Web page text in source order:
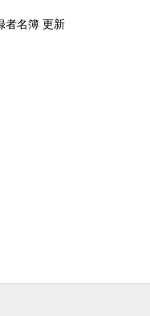
者名簿 更新